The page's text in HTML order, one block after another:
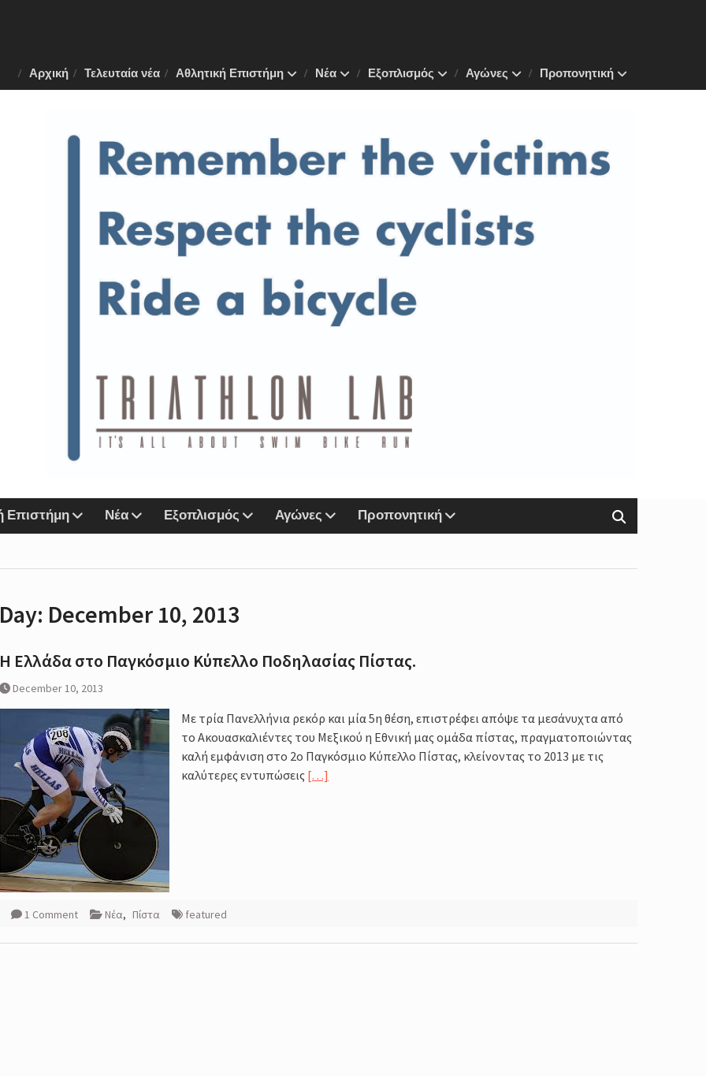
της
Αρχική Τελευταία νέα Αθλητική Επιστήμη Νέα Εξοπλισμός Αγώνες Προπονητική
Επιστήμη Νέα Εξοπλισμός Αγώνες Προπονητική
Day: December 10, 2013
Η Ελλάδα στο Παγκόσμιο Κύπελλο Ποδηλασίας Πίστας.
December 10, 2013
Με τρία Πανελλήνια ρεκόρ και μία 5η θέση, επιστρέφει απόψε τα μεσάνυχτα από
το Ακουασκαλιέντες του Μεξικού η Εθνική μας ομάδα πίστας, πραγματοποιώντας
καλή εμφάνιση στο 2ο Παγκόσμιο Κύπελλο Πίστας, κλείνοντας το 2013 με τις
καλύτερες εντυπώσεις […]
1 Comment Νέα, Πίστα featured